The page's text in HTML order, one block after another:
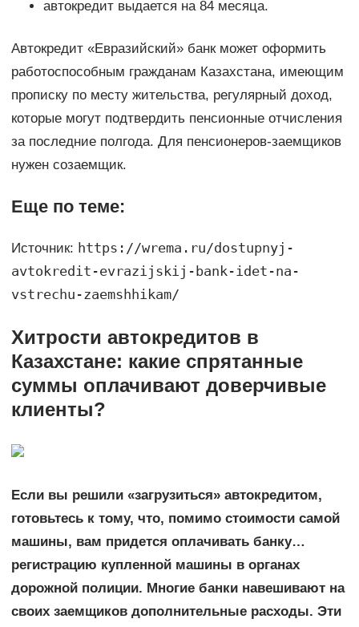
автокредит выдается на 84 месяца.
Автокредит «Евразийский» банк может оформить
работоспособным гражданам Казахстана, имеющим
прописку по месту жительства, регулярный доход,
которые могут подтвердить пенсионные отчисления
за последние полгода. Для пенсионеров-заемщиков
нужен созаемщик.
Еще по теме:
Источник: https://wrema.ru/dostupnyj-
avtokredit-evrazijskij-bank-idet-na-
vstrechu-zaemshhikam/
Хитрости автокредитов в
Казахстане: какие спрятанные
суммы оплачивают доверчивые
клиенты?
Если вы решили «загрузиться» автокредитом,
готовьтесь к тому, что, помимо стоимости самой
машины, вам придется оплачивать банку…
регистрацию купленной машины в органах
дорожной полиции. Многие банки навешивают на
своих заемщиков дополнительные расходы. Эти